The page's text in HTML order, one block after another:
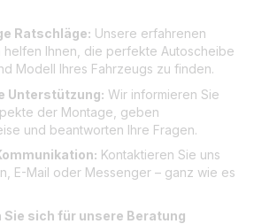
Ratschläge: Unsere erfahrenen
helfen Ihnen, die perfekte Autoscheibe
Modell Ihres Fahrzeugs zu finden.
Unterstützung: Wir informieren Sie
der Montage, geben
und beantworten Ihre Fragen.
Kontaktieren Sie uns
E-Mail oder Messenger – ganz wie es
sich für unsere Beratung